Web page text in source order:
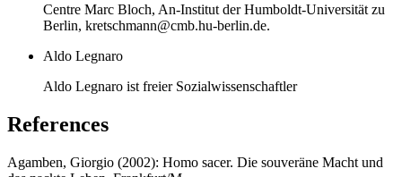
Centre Marc Bloch, An-Institut der Humboldt-Universität zu
Berlin, kretschmann@cmb.hu-berlin.de.
Aldo Legnaro
Aldo Legnaro ist freier Sozialwissenschaftler
References
Agamben, Giorgio (2002): Homo sacer. Die souveräne Macht und